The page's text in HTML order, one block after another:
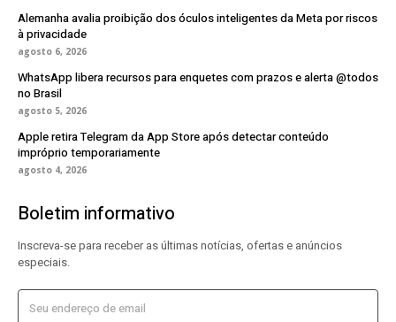
Alemanha avalia proibição dos óculos inteligentes da Meta por riscos
à privacidade
agosto 6, 2026
WhatsApp libera recursos para enquetes com prazos e alerta @todos
no Brasil
agosto 5, 2026
Apple retira Telegram da App Store após detectar conteúdo
impróprio temporariamente
agosto 4, 2026
Boletim informativo
Inscreva-se para receber as últimas notícias, ofertas e anúncios
especiais.